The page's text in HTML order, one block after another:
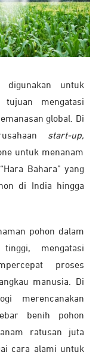
untuk
mengatasi
global. Di
start-up,
untuk menanam
Bahara” yang
di India hingga
pohon dalam
mengatasi
proses
manusia.
Di
merencanakan
benih pohon
ratusan juta
cara alami untuk